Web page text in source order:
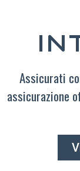
Assicurati
assicurazione